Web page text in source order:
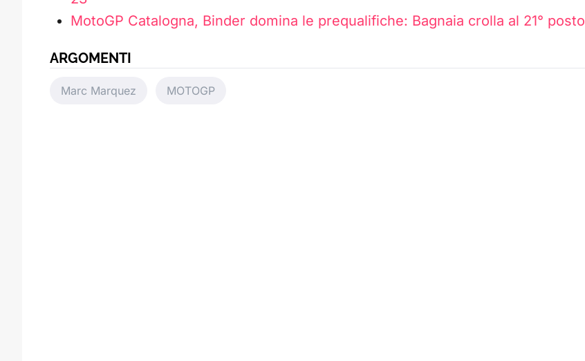
MotoGP Catalogna, Binder domina le prequalifiche: Bagnaia crolla al 21° posto
ARGOMENTI
Marc Marquez MOTOGP